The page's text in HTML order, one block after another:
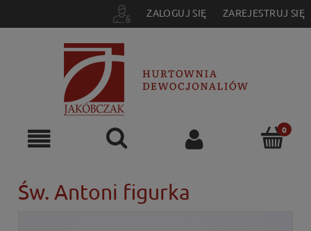
ZALOGUJ SIĘ ZAREJESTRUJ SIĘ
Św. Antoni figurka